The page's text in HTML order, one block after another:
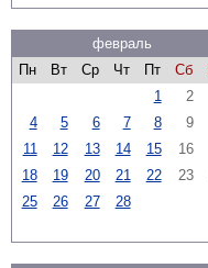
февраль
Пн
Вт Ср Чт Пт Сб
1
2
4
5 6 7 8 9
11
12 13 14 15 16
18
19 20 21 22 23
25
26 27 28